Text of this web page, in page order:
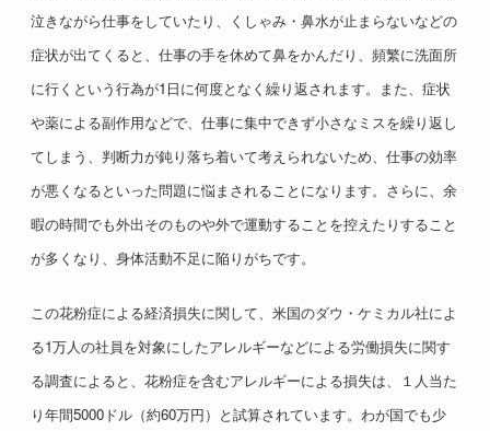
泣きながら仕事をしていたり、くしゃみ・鼻水が止まらないなどの
症状が出てくると、仕事の手を休めて鼻をかんだり、頻繁に洗面所
に行くという行為が1日に何度となく繰り返されます。また、症状
や薬による副作用などで、仕事に集中できず小さなミスを繰り返し
てしまう、判断力が鈍り落ち着いて考えられないため、仕事の効率
が悪くなるといった問題に悩まされることになります。さらに、余
暇の時間でも外出そのものや外で運動することを控えたりすること
が多くなり、身体活動不足に陥りがちです。
この花粉症による経済損失に関して、米国のダウ・ケミカル社によ
る1万人の社員を対象にしたアレルギーなどによる労働損失に関す
る調査によると、花粉症を含むアレルギーによる損失は、１人当た
り年間5000ドル（約60万円）と試算されています。わが国でも少